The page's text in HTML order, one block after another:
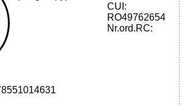
FMS ATOLL - DEEP
CUI:
RO49762654
Nr.ord.RC: